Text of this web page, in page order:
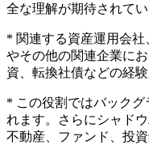
全な理解が期待されてい
* 関連する資産運用会
やその他の関連企業に
資、転換社債などの経験
* この役割ではバック
れます。さらにシャド
不動産、ファンド、投